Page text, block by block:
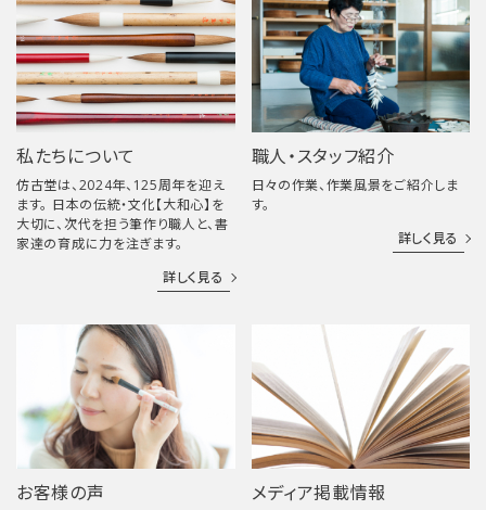
私たちについて
仿古堂は、2024年、125周年を迎え
ます。 日本の伝統・文化【大和心】を
大切に、次代を担う筆作り職人と、書
家達の育成に力を注ぎます。
詳しく見る
職人・スタッフ紹介
日々の作業、作業風景をご紹介しま
す。
詳しく見る
お客様の声 メディア掲載情報